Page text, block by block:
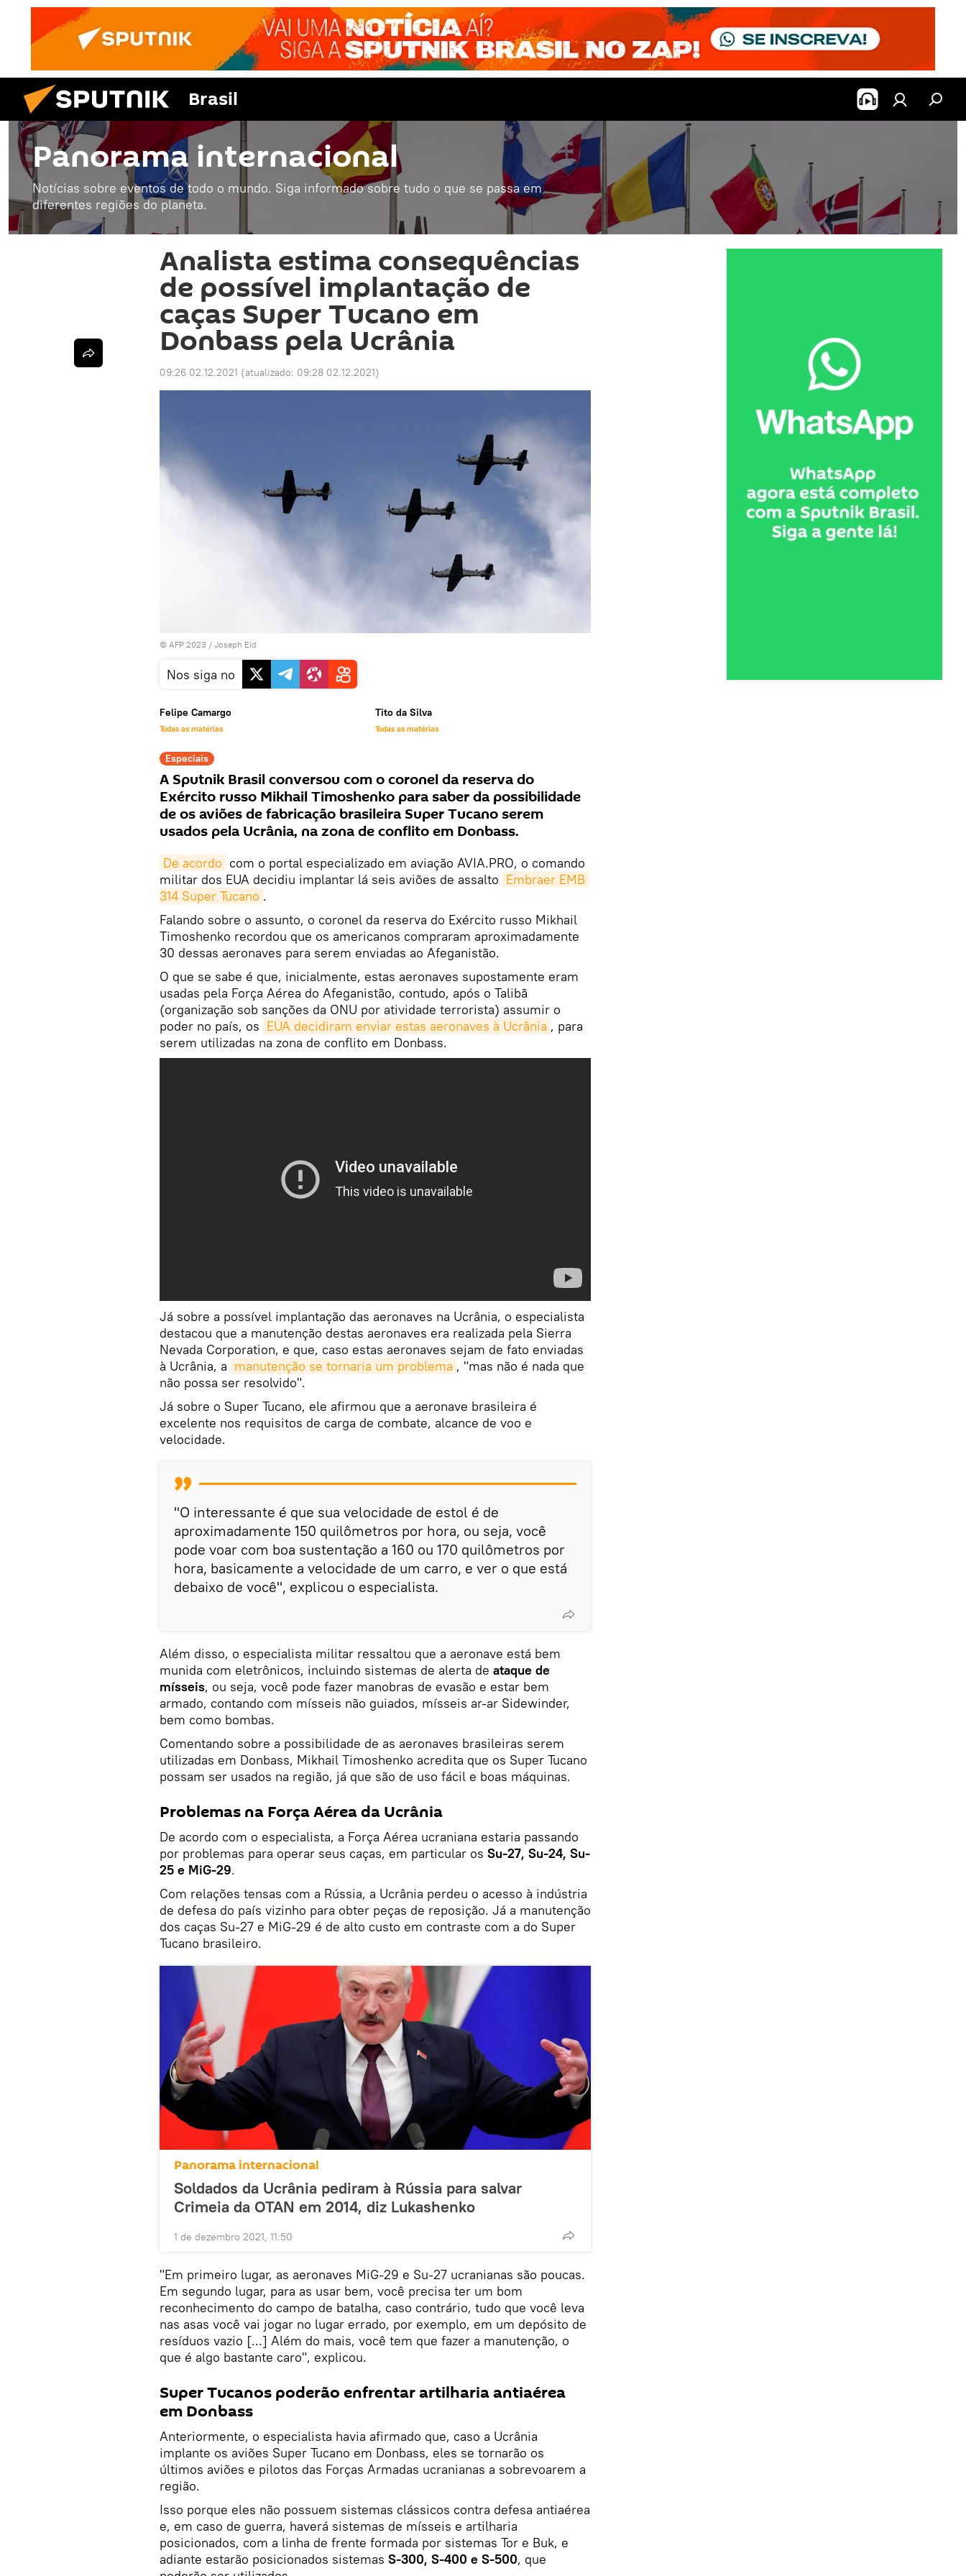
Brasil
Panorama internacional
Notícias sobre eventos de todo o mundo. Siga informado sobre tudo o que se passa em
diferentes regiões do planeta.
Analista estima consequências
de possível implantação de
caças Super Tucano em
Donbass pela Ucrânia
09:26 02.12.2021 (atualizado: 09:28 02.12.2021)
© AFP 2023 / Joseph Eid
Nos siga no
Felipe Camargo
Todas as matérias
Tito da Silva
Todas as matérias
Especiais
A Sputnik Brasil conversou com o coronel da reserva do
Exército russo Mikhail Timoshenko para saber da possibilidade
de os aviões de fabricação brasileira Super Tucano serem
usados pela Ucrânia, na zona de conflito em Donbass.
De acordo com o portal especializado em aviação AVIA.PRO, o comando
militar dos EUA decidiu implantar lá seis aviões de assalto Embraer EMB
314 Super Tucano .
Falando sobre o assunto, o coronel da reserva do Exército russo Mikhail
Timoshenko recordou que os americanos compraram aproximadamente
30 dessas aeronaves para serem enviadas ao Afeganistão.
O que se sabe é que, inicialmente, estas aeronaves supostamente eram
usadas pela Força Aérea do Afeganistão, contudo, após o Talibã
(organização sob sanções da ONU por atividade terrorista) assumir o
poder no país, os EUA decidiram enviar estas aeronaves à Ucrânia , para
serem utilizadas na zona de conflito em Donbass.
Já sobre a possível implantação das aeronaves na Ucrânia, o especialista
destacou que a manutenção destas aeronaves era realizada pela Sierra
Nevada Corporation, e que, caso estas aeronaves sejam de fato enviadas
à Ucrânia, a manutenção se tornaria um problema , "mas não é nada que
não possa ser resolvido".
Já sobre o Super Tucano, ele afirmou que a aeronave brasileira é
excelente nos requisitos de carga de combate, alcance de voo e
velocidade.
"O interessante é que sua velocidade de estol é de
aproximadamente 150 quilômetros por hora, ou seja, você
pode voar com boa sustentação a 160 ou 170 quilômetros por
hora, basicamente a velocidade de um carro, e ver o que está
debaixo de você", explicou o especialista.
Além disso, o especialista militar ressaltou que a aeronave está bem
munida com eletrônicos, incluindo sistemas de alerta de ataque de
mísseis, ou seja, você pode fazer manobras de evasão e estar bem
armado, contando com mísseis não guiados, mísseis ar-ar Sidewinder,
bem como bombas.
Comentando sobre a possibilidade de as aeronaves brasileiras serem
utilizadas em Donbass, Mikhail Timoshenko acredita que os Super Tucano
possam ser usados na região, já que são de uso fácil e boas máquinas.
Problemas na Força Aérea da Ucrânia
De acordo com o especialista, a Força Aérea ucraniana estaria passando
por problemas para operar seus caças, em particular os Su-27, Su-24, Su-
25 e MiG-29.
Com relações tensas com a Rússia, a Ucrânia perdeu o acesso à indústria
de defesa do país vizinho para obter peças de reposição. Já a manutenção
dos caças Su-27 e MiG-29 é de alto custo em contraste com a do Super
Tucano brasileiro.
Panorama internacional
Soldados da Ucrânia pediram à Rússia para salvar
Crimeia da OTAN em 2014, diz Lukashenko
1 de dezembro 2021, 11:50
"Em primeiro lugar, as aeronaves MiG-29 e Su-27 ucranianas são poucas.
Em segundo lugar, para as usar bem, você precisa ter um bom
reconhecimento do campo de batalha, caso contrário, tudo que você leva
nas asas você vai jogar no lugar errado, por exemplo, em um depósito de
resíduos vazio [...] Além do mais, você tem que fazer a manutenção, o
que é algo bastante caro", explicou.
Super Tucanos poderão enfrentar artilharia antiaérea
em Donbass
Anteriormente, o especialista havia afirmado que, caso a Ucrânia
implante os aviões Super Tucano em Donbass, eles se tornarão os
últimos aviões e pilotos das Forças Armadas ucranianas a sobrevoarem a
região.
Isso porque eles não possuem sistemas clássicos contra defesa antiaérea
e, em caso de guerra, haverá sistemas de mísseis e artilharia
posicionados, com a linha de frente formada por sistemas Tor e Buk, e
adiante estarão posicionados sistemas S-300, S-400 e S-500, que